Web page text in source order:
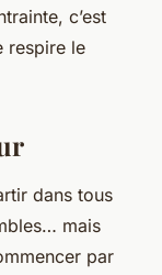
c’est
respire le
dans tous
mais
par